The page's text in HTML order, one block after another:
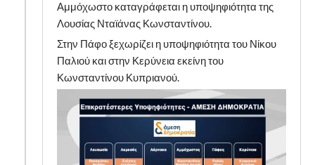
Αμμόχωστο καταγράφεται η υποψηφιότητα της
Λουσίας Νταϊάνας Κωνσταντίνου.
Στην Πάφο ξεχωρίζει η υποψηφιότητα του Νίκου
Παλιού και στην Κερύνεια εκείνη του
Κωνσταντίνου Κυπριανού.